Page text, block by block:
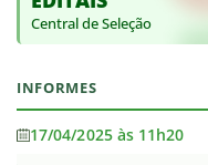
Central de Seleção
INFORMES
17/04/2025 às 11h20